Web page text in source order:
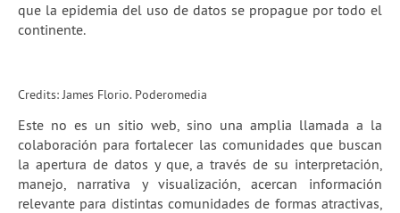
Únete a la comunidad
Skillshares de Escuela
Guía Quartz: Limpieza de datos
Blog
Experiencias
que la epidemia del uso de datos se propague por todo el
continente.
Credits: James Florio. Poderomedia
Este no es un sitio web, sino una amplia llamada a la
colaboración para fortalecer las comunidades que buscan
la apertura de datos y que, a través de su interpretación,
manejo, narrativa y visualización, acercan información
relevante para distintas comunidades de formas atractivas,